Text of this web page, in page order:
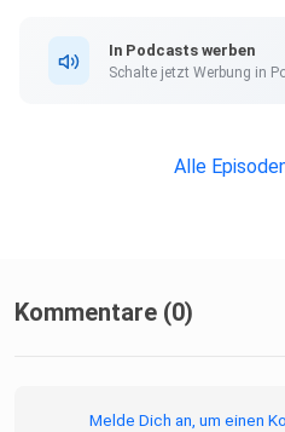
In Podcasts werben
Schalte jetzt Werbung in
Alle
Kommentare (0)
Melde Dich an, um einen